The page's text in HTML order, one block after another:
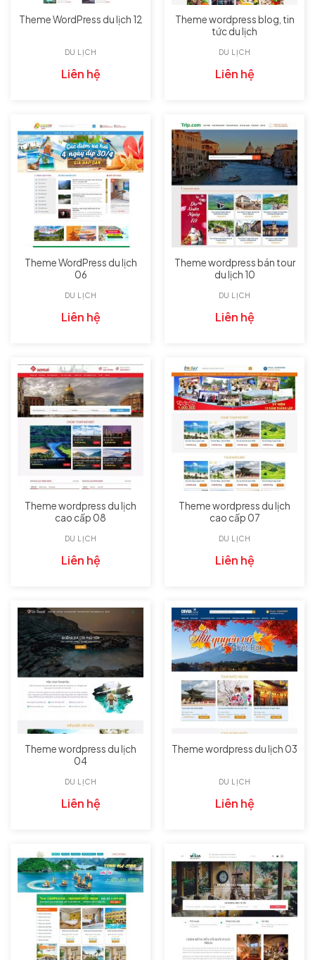
DU LỊCH
Theme WordPress du lịch 12
Liên hệ
DU LỊCH
Theme wordpress blog, tin
tức du lịch
Liên hệ
DU LỊCH
Theme WordPress du lịch
06
Liên hệ
DU LỊCH
Theme wordpress bán tour
du lịch 10
Liên hệ
DU LỊCH
Theme wordpress du lịch
cao cấp 08
Liên hệ
DU LỊCH
Theme wordpress du lịch
cao cấp 07
Liên hệ
DU LỊCH
Theme wordpress du lịch
04
Liên hệ
DU LỊCH
Theme wordpress du lịch 03
Liên hệ